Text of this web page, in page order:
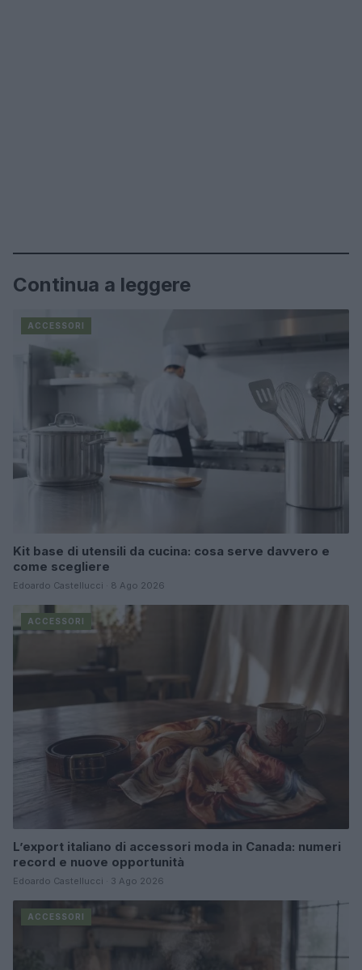
Continua a leggere
ACCESSORI
Kit base di utensili da cucina: cosa serve davvero e
come scegliere
Edoardo Castellucci · 8 Ago 2026
ACCESSORI
L’export italiano di accessori moda in Canada: numeri
record e nuove opportunità
Edoardo Castellucci · 3 Ago 2026
ACCESSORI